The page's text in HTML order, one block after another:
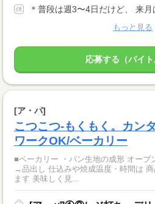
もっと見る
応募する（バイト
[ア・パ]
こつこつ-もくもく。カン
ワークOK/ベーカリー
■ベーカリー ・パン生地の成形 オーブ
→品出し 仕込みや焼成温度・時間は
ます 美味しく見...